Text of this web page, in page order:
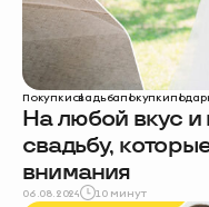
Покупкисвадьбапокупки
На любой вкус и
свадьбу,
внимания
06.08.2024 10 минут